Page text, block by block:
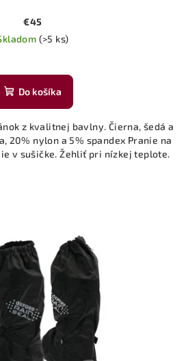
€45
(>5 ks)
Do košíka
z kvalitnej bavlny. Čierna, šedá a
20% nylon a 5% spandex Pranie na
v sušičke. Žehliť pri nízkej teplote.